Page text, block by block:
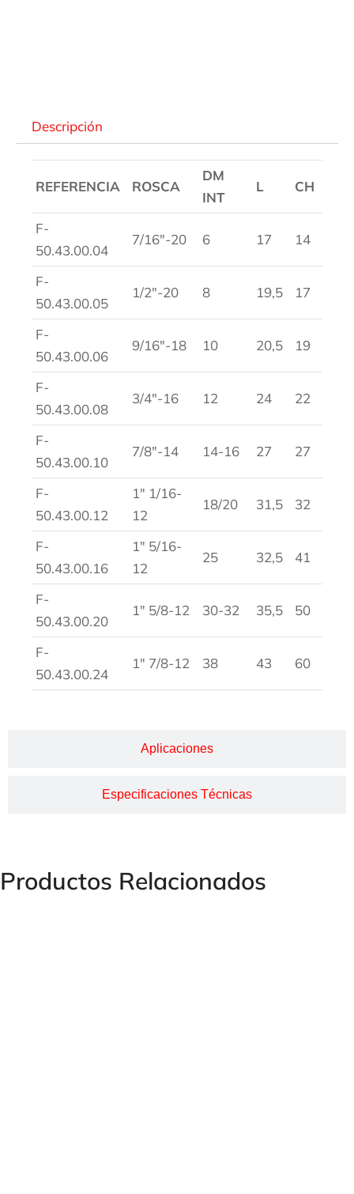
Aplicaciones
Especificaciones Técnicas
Descripción
REFERENCIA ROSCA
DM
INT
L CH
F-
50.43.00.04
7/16″-20 6 17 14
F-
50.43.00.05
1/2″-20 8 19,5 17
F-
50.43.00.06
9/16″-18 10 20,5 19
F-
50.43.00.08
3/4″-16 12 24 22
F-
50.43.00.10
7/8″-14 14-16 27 27
F-
50.43.00.12
1″ 1/16-
12
18/20 31,5 32
F-
50.43.00.16
1″ 5/16-
12
25 32,5 41
F-
50.43.00.20
1″ 5/8-12 30-32 35,5 50
F-
50.43.00.24
1″ 7/8-12 38 43 60
Productos Relacionados